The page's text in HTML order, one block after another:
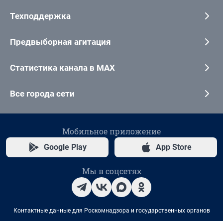
Техподдержка
Предвыборная агитация
Статистика канала в MAX
Все города сети
Мобильное приложение
Google Play App Store
Мы в соцсетях
Контактные данные для Роскомнадзора и государственных органов